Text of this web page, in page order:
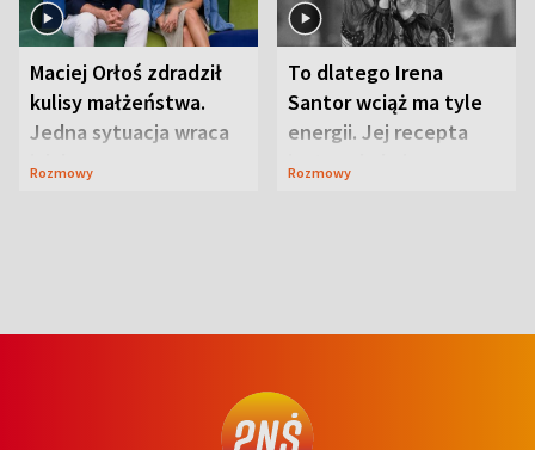
Maciej Orłoś zdradził
kulisy małżeństwa.
Jedna sytuacja wraca
jak bumerang
Rozmowy
To dlatego Irena
Santor wciąż ma tyle
energii. Jej recepta
jest zaskakująco
Rozmowy